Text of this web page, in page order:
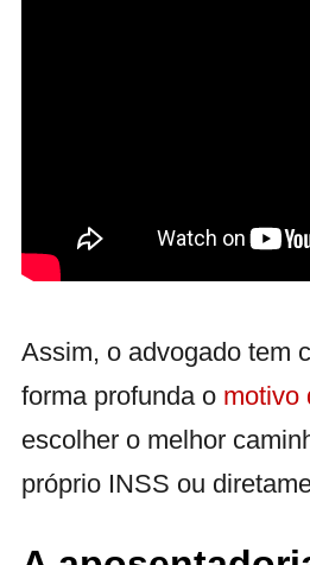
Assim, o advogado tem
forma profunda o motivo
escolher o melhor
próprio INSS ou